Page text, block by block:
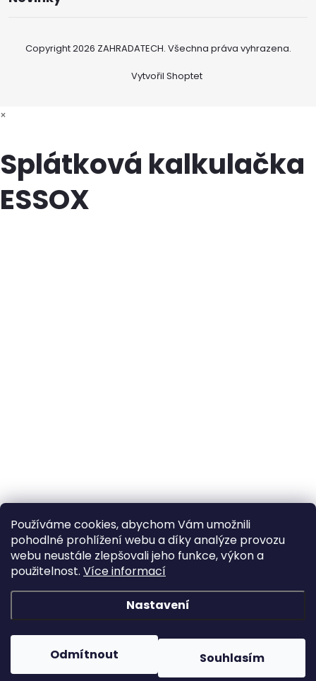
Používáme cookies, abychom Vám umožnili
pohodlné prohlížení webu a díky analýze provozu
webu neustále zlepšovali jeho funkce, výkon a
použitelnost. Více informací
Nastavení
Odmítnout Souhlasím
Vytvořil Shoptet
Copyright 2026 ZAHRADATECH. Všechna práva vyhrazena.
×
Splátková kalkulačka
ESSOX